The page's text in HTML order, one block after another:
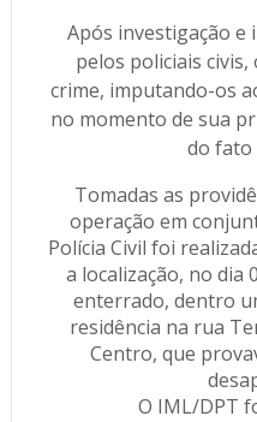
Após investigação
pelos policiais
crime, imputando-os
no momento de sua
do fato
Tomadas as
operação em
Polícia Civil foi
a localização, no dia
enterrado, dentro
residência na rua
Centro, que
O IML/DPT